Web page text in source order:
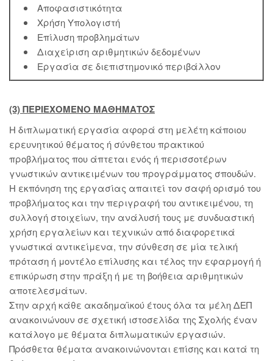
Αποφασιστικότητα
Χρήση Υπολογιστή
Επίλυση προβλημάτων
Διαχείριση αριθμητικών δεδομένων
Εργασία σε διεπιστημονικό περιβάλλον
(3) ΠΕΡΙΕΧΟΜΕΝΟ ΜΑΘΗΜΑΤΟΣ
Η διπλωματική εργασία αφορά στη μελέτη κάποιου
ερευνητικού θέματος ή σύνθετου πρακτικού
προβλήματος που άπτεται ενός ή περισσοτέρων
γνωστικών αντικειμένων του προγράμματος σπουδών.
Η εκπόνηση της εργασίας απαιτεί τον σαφή ορισμό του
προβλήματος και την περιγραφή του αντικειμένου, τη
συλλογή στοιχείων, την ανάλυσή τους με συνδυαστική
χρήση εργαλείων και τεχνικών από διαφορετικά
γνωστικά αντικείμενα, την σύνθεση σε μία τελική
πρόταση ή μοντέλο επίλυσης και τέλος την εφαρμογή ή
επικύρωση στην πράξη ή με τη βοήθεια αριθμητικών
αποτελεσμάτων.
Στην αρχή κάθε ακαδημαϊκού έτους όλα τα μέλη ΔΕΠ
ανακοινώνουν σε σχετική ιστοσελίδα της Σχολής έναν
κατάλογο με θέματα διπλωματικών εργασιών.
Πρόσθετα θέματα ανακοινώνονται επίσης και κατά τη